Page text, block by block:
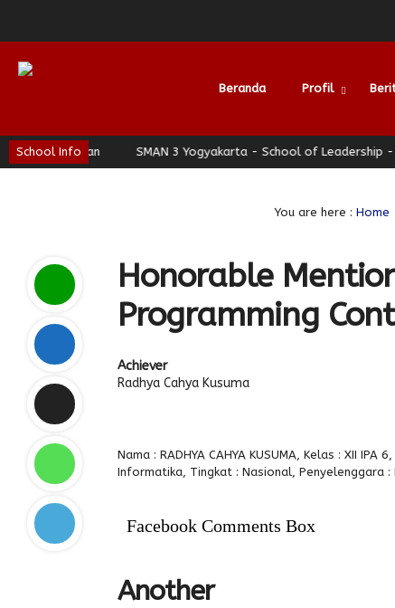
Beranda Profil
School Info
Nyaman SMAN 3 Yogyakarta - School of Leadership -
You are here : Home
Honorable
Programming
Achiever
Radhya Cahya Kusuma
Nama : RADHYA CAHYA KUSUMA, Kelas : XII
Informatika, Tingkat : Nasional, Penyelenggara
Facebook Comments Box
Another